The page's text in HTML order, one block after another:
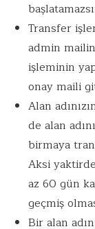
Transfer
admin
işleminin
onay maili
Alan
de alan
birmaya
Aksi
az 60 gün
geçmiş
Bir alan